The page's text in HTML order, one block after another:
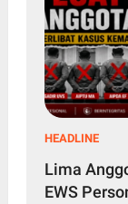
HEADLINE
Lima
EWS